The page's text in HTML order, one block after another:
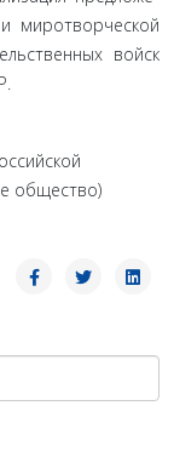
миротворческой
войск
общество)